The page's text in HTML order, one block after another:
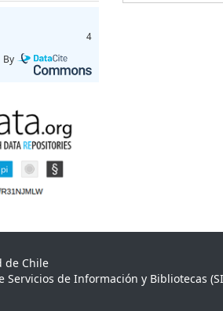
4
By
de Chile
Servicios de Información y Bibliotecas